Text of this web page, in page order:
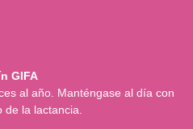
GIFA
al año. Manténgase al día con
de la lactancia.